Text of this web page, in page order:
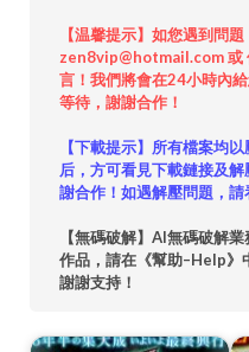
【温馨提示】如您遇到問
zen8vip@hotmail.com 或
言！我們將會在24小時內
等待，謝謝合作！
【下載提示】所有檔案均
后，方可看見下載鏈接及
謝合作！如遇解壓問題，請
【無碼破解】AI無碼破解
作品，請在《幫助–Help》
謝謝支持！